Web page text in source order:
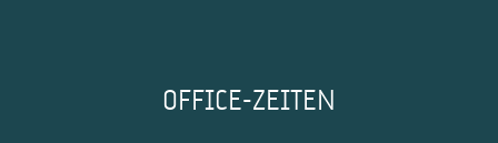
OFFICE-ZEITEN